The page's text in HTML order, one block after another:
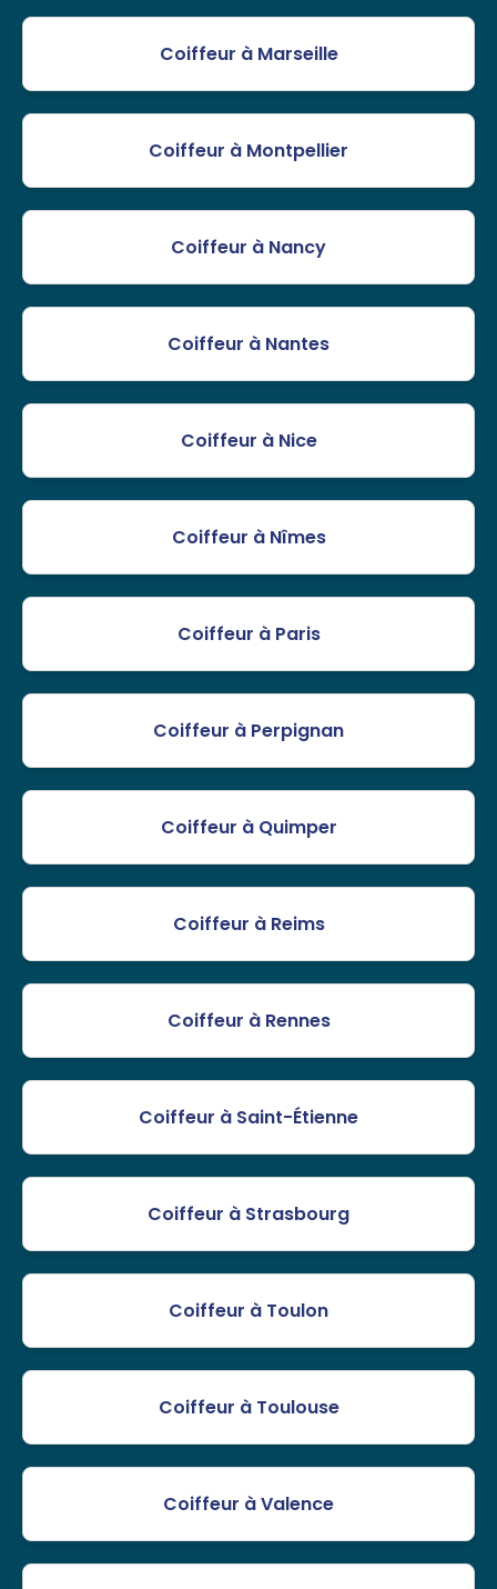
Coiffeur à Marseille
Coiffeur à Montpellier
Coiffeur à Nancy
Coiffeur à Nantes
Coiffeur à Nice
Coiffeur à Nîmes
Coiffeur à Paris
Coiffeur à Perpignan
Coiffeur à Quimper
Coiffeur à Reims
Coiffeur à Rennes
Coiffeur à Saint-Étienne
Coiffeur à Strasbourg
Coiffeur à Toulon
Coiffeur à Toulouse
Coiffeur à Valence